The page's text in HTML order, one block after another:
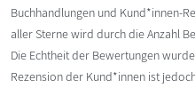
Buchhandlungen und Kund*innen-
aller Sterne wird durch die Anzahl
Die Echtheit der Bewertungen
Rezension der Kund*innen ist